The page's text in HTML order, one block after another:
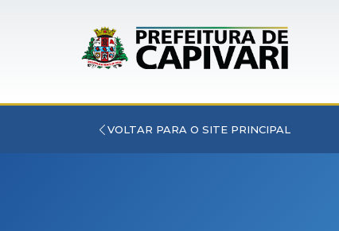
VOLTAR PARA O SITE PRINCIPAL